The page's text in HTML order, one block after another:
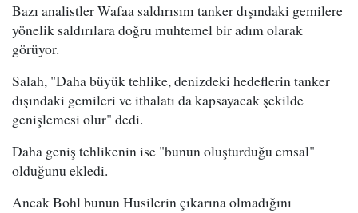
Bazı analistler Wafaa saldırısını tanker dışındaki gemilere
yönelik saldırılara doğru muhtemel bir adım olarak
görüyor.
Salah, "Daha büyük tehlike, denizdeki hedeflerin tanker
dışındaki gemileri ve ithalatı da kapsayacak şekilde
genişlemesi olur" dedi.
Daha geniş tehlikenin ise "bunun oluşturduğu emsal"
olduğunu ekledi.
Ancak Bohl bunun Husilerin çıkarına olmadığını